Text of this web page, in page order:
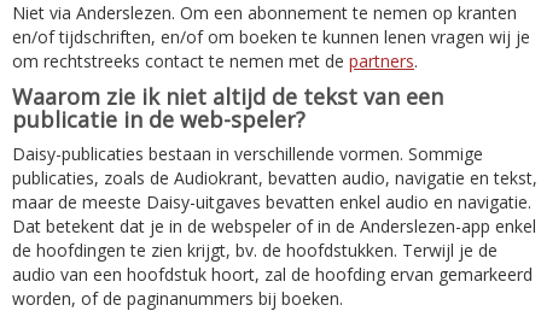
Niet via Anderslezen. Om een abonnement te nemen op kranten
en/of tijdschriften, en/of om boeken te kunnen lenen vragen wij je
om rechtstreeks contact te nemen met de partners.
Waarom zie ik niet altijd de tekst van een
publicatie in de web-speler?
Daisy-publicaties bestaan in verschillende vormen. Sommige
publicaties, zoals de Audiokrant, bevatten audio, navigatie en tekst,
maar de meeste Daisy-uitgaves bevatten enkel audio en navigatie.
Dat betekent dat je in de webspeler of in de Anderslezen-app enkel
de hoofdingen te zien krijgt, bv. de hoofdstukken. Terwijl je de
audio van een hoofdstuk hoort, zal de hoofding ervan gemarkeerd
worden, of de paginanummers bij boeken.